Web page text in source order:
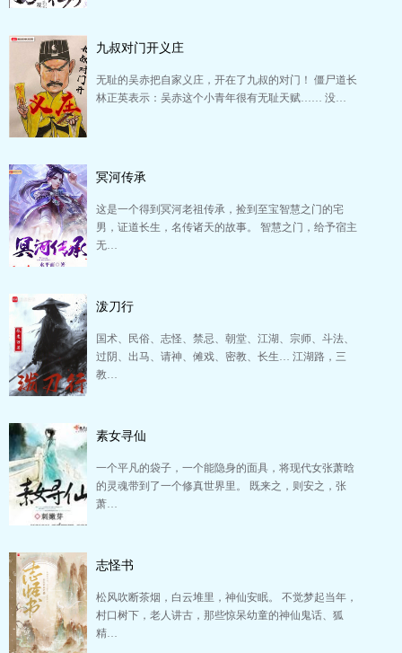
九叔对门开义庄
无耻的吴赤把自家义庄，开在了九叔的对门！ 僵尸道长
林正英表示：吴赤这个小青年很有无耻天赋…… 没…
冥河传承
这是一个得到冥河老祖传承，捡到至宝智慧之门的宅
男，证道长生，名传诸天的故事。 智慧之门，给予宿主
无…
泼刀行
国术、民俗、志怪、禁忌、朝堂、江湖、宗师、斗法、
过阴、出马、请神、傩戏、密教、长生… 江湖路，三
教…
素女寻仙
一个平凡的袋子，一个能隐身的面具，将现代女张萧晗
的灵魂带到了一个修真世界里。 既来之，则安之，张
萧…
志怪书
松风吹断茶烟，白云堆里，神仙安眠。 不觉梦起当年，
村口树下，老人讲古，那些惊呆幼童的神仙鬼话、狐
精…